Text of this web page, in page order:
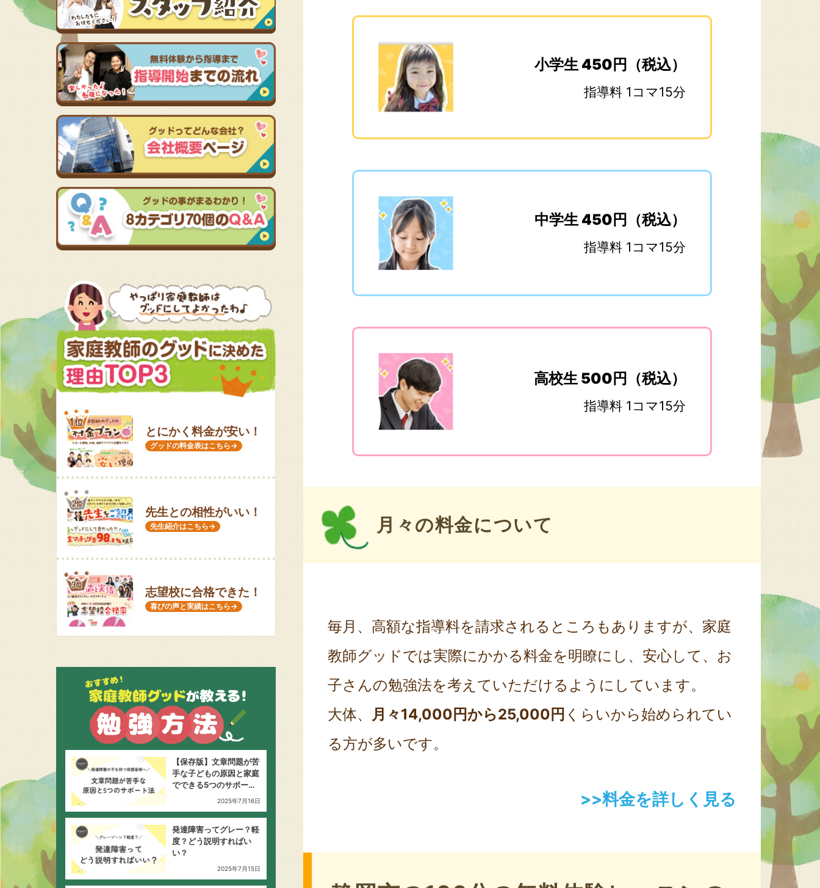
とにかく料金が安い！
グッドの料金表はこちら→
先生との相性がいい！
先生紹介はこちら→
志望校に合格できた！
喜びの声と実績はこちら→
【保存版】文章問題が苦
手な子どもの原因と家庭
でできる5つのサポート
2025年7月16日
発達障害ってグレー？軽
度？どう説明すればい
い？
2025年7月15日
小学生 450円（税込）
指導料 1コマ15分
中学生 450円（税込）
指導料 1コマ15分
高校生 500円（税込）
指導料 1コマ15分
月々の料金について
毎月、高額な指導料を請求されるところもありますが、家庭
教師グッドでは実際にかかる料金を明瞭にし、安心して、お
子さんの勉強法を考えていただけるようにしています。
大体、
月々14,000円から25,000円 くらいから始められてい
る方が多いです。
>>料金を詳しく見る